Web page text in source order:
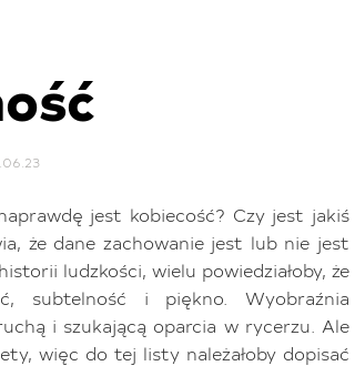
jest kobiecość? Czy jest jakiś
że dane zachowanie jest lub nie jest
ludzkości, wielu powiedziałoby, że
subtelność i piękno. Wyobraźnia
i szukającą oparcia w rycerzu. Ale
więc do tej listy należałoby dopisać